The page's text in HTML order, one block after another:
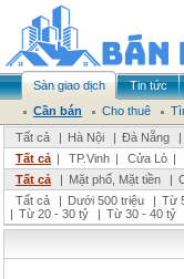
Sàn giao dịch Tin tức
Cần bán
Cho thuê
Tất cả
| Hà Nội | Đà Nẵng |
Tất cả | TP.Vinh | Cửa Lò |
Tất cả
| Mặt phố, Mặt tiền |
Tất cả
| Dưới 500 triệu | Từ
| Từ 20 - 30 tỷ | Từ 30 - 40 tỷ